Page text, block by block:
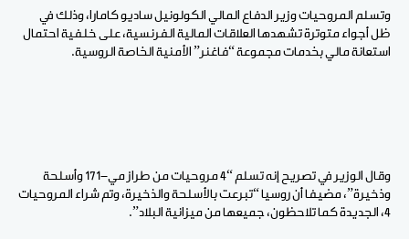
وتسلم المروحيات وزير الدفاع المالي الكولونيل ساديو كامارا، وذلك في
ظل أجواء متوترة تشهدها العلاقات المالية الفرنسية، على خلفية احتمال
استعانة مالي بخدمات مجموعة “فاغنر” الأمنية الخاصة الروسية.
وقال الوزير في تصريح إنه تسلم “4 مروحيات من طراز مي-171 وأسلحة
وذخيرة”، مضيفا أن روسيا “تبرعت بالأسلحة والذخيرة، وتم شراء المروحيات
4، الجديدة كما تلاحظون، جميعها من ميزانية البلاد”.